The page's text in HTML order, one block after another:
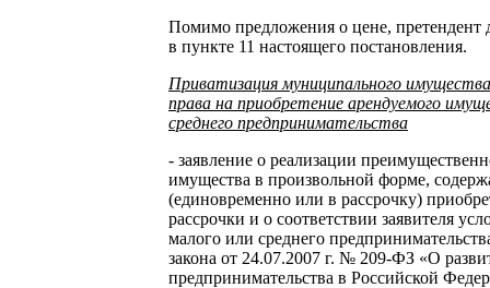
Помимо предложения о цене, претендент
в пункте 11 настоящего постановления.
Приватизация муниципального
права на приобретение арендуемого
среднего предпринимательства
- заявление о реализации
имущества в произвольной форме,
(единовременно или в рассрочку)
рассрочки и о соответствии заявителя
малого или среднего
закона от 24.07.2007 г. № 209-ФЗ «О
предпринимательства в Российской